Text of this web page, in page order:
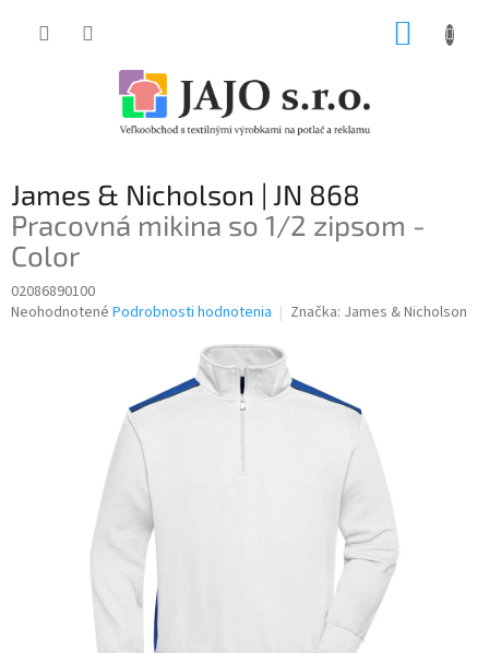
James & Nicholson | JN 868
Pracovná mikina so 1/2 zipsom -
Color
02086890100
Priemerné
Neohodnotené Podrobnosti hodnotenia Značka: James & Nicholson